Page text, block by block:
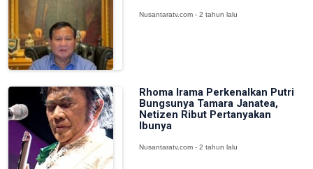
Nusantaratv.com - 2 tahun lalu
Rhoma Irama Perkenalkan Putri
Bungsunya Tamara Janatea,
Netizen Ribut Pertanyakan
Ibunya
Nusantaratv.com - 2 tahun lalu